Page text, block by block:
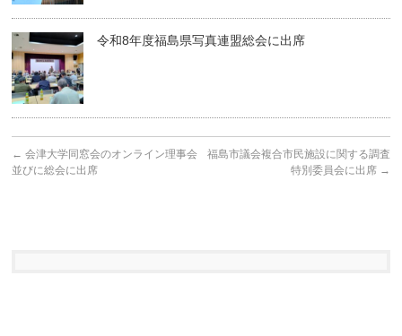
令和8年度福島県写真連盟総会に出席
← 会津大学同窓会のオンライン理事会
並びに総会に出席
福島市議会複合市民施設に関する調査
特別委員会に出席 →